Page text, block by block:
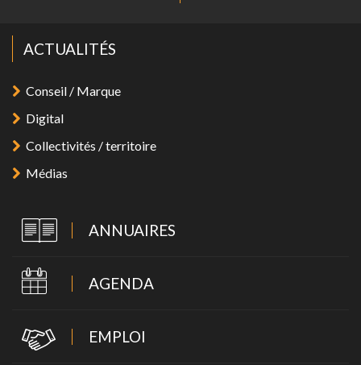
ACTUALITÉS
Conseil / Marque
Digital
Collectivités / territoire
Médias
ANNUAIRES
AGENDA
EMPLOI